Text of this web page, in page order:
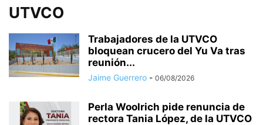
UTVCO
Trabajadores de la UTVCO
bloquean crucero del Yu Va tras
reunión...
Jaime Guerrero - 06/08/2026
Perla Woolrich pide renuncia de
rectora Tania López, de la UTVCO